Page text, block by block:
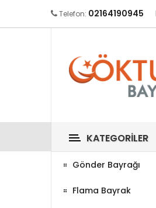
Telefon: 02164190945
KATEGORILER
Gönder Bayrağı
Flama Bayrak